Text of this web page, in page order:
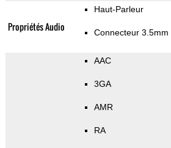
Propriétés Audio
Haut-Parleur
Connecteur 3.5mm
AAC
3GA
AMR
RA